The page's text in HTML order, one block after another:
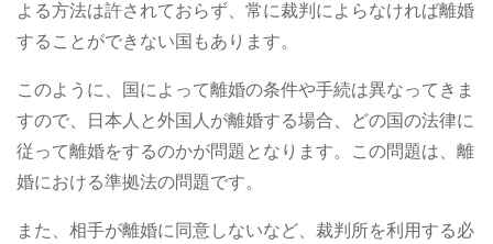
よる方法は許されておらず、常に裁判によらなければ離婚
することができない国もあります。
このように、国によって離婚の条件や手続は異なってきま
すので、日本人と外国人が離婚する場合、どの国の法律に
従って離婚をするのかが問題となります。この問題は、離
婚における準拠法の問題です。
また、相手が離婚に同意しないなど、裁判所を利用する必